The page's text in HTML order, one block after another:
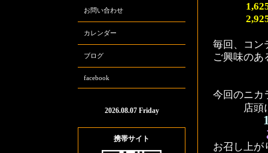
1,625
2,925
毎回、コン
ご興味のあ
今回のニカ
店頭
1杯
お召し上が
お問い合わせ
カレンダー
ブログ
facebook
2026.08.07 Friday
携帯サイト